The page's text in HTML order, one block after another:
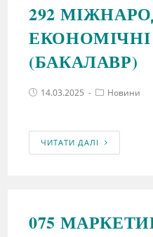
292
(БАКАЛАВР)
14.03.2025 Новини
ЧИТАТИ ДАЛІ
075